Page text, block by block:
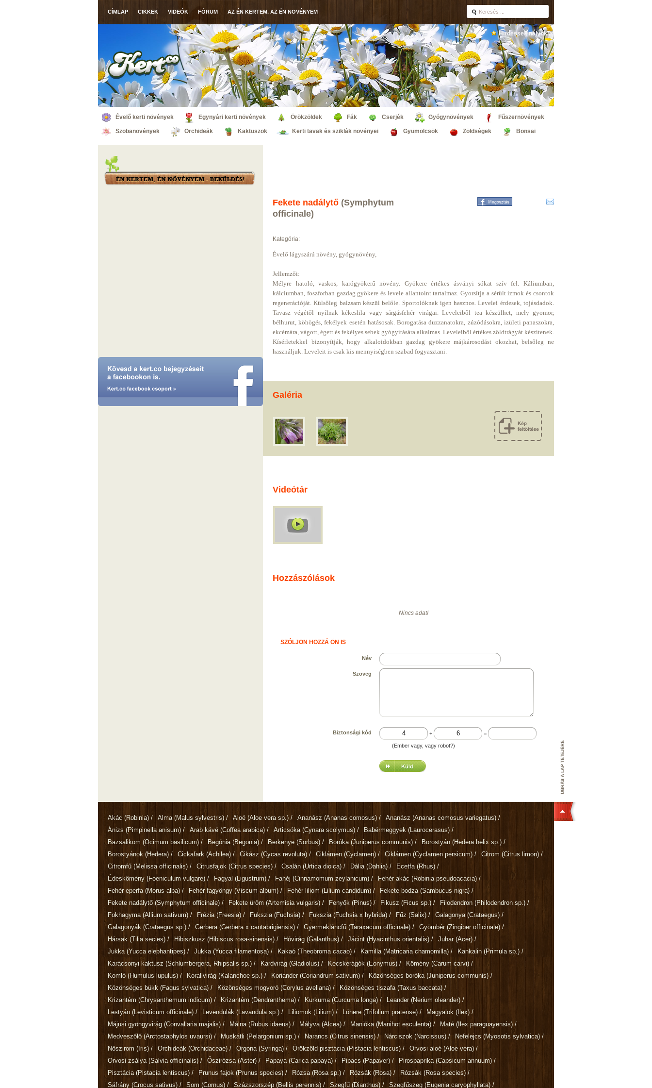
CÍMLAP CIKKEK VIDEÓK FÓRUM AZ ÉN KERTEM, AZ ÉN NÖVÉNYEM
Hirdessen nálunk!
Évelő kerti növények Egynyári kerti növények Örökzöldek Fák Cserjék Gyógynövények Fűszernövények
Szobanövények Orchideák Kaktuszok Kerti tavak és sziklák növényei Gyümölcsök Zöldségek Bonsai
Fekete nadálytő (Symphytum
officinale)
Kategória:
Évelő lágyszárú növény, gyógynövény,
Jellemzői:
Mélyre hatoló, vaskos, karógyökerű növény. Gyökere értékes ásványi sókat szív fel. Káliumban,
kálciumban, foszforban gazdag gyökere és levele allantoint tartalmaz. Gyorsítja a sérült izmok és csontok
regenerációját. Külsőleg balzsam készül belőle. Sportolóknak igen hasznos. Levelei érdesek, tojásdadok.
Tavasz végétől nyílnak kékeslila vagy sárgásfehér virágai. Leveleiből tea készülhet, mely gyomor,
bélhurut, köhögés, fekélyek esetén hatásosak. Borogatása duzzanatokra, zúzódásokra, izületi panaszokra,
ekcémára, vágott, égett és fekélyes sebek gyógyítására alkalmas. Leveleiből értékes zöldtrágyát készítenek.
Kísérletekkel bizonyítják, hogy alkaloidokban gazdag gyökere májkárosodást okozhat, belsőleg ne
használjuk. Leveleit is csak kis mennyiségben szabad fogyasztani.
Galéria
Videótár
Hozzászólások
Nincs adat!
SZÓLJON HOZZÁ ÖN IS
Név
Szöveg
Biztonsági kód + =
(Ember vagy, vagy robot?)
Akác (Robinia) / Alma (Malus sylvestris) / Aloé (Aloe vera sp.) / Ananász (Ananas comosus) / Ananász (Ananas comosus variegatus) /
Ánizs (Pimpinella anisum) / Arab kávé (Coffea arabica) / Articsóka (Cynara scolymus) / Babérmeggyek (Laurocerasus) /
Bazsalikom (Ocimum basilicum) / Begónia (Begonia) / Berkenye (Sorbus) / Boróka (Juniperus communis) / Borostyán (Hedera helix sp.) /
Borostyánok (Hedera) / Cickafark (Achilea) / Cikász (Cycas revoluta) / Ciklámen (Cyclamen) / Ciklámen (Cyclamen persicum) / Citrom (Citrus limon) /
Citromfű (Melissa officinalis) / Citrusfajok (Citrus species) / Csalán (Urtica dioica) / Dália (Dahlia) / Ecetfa (Rhus) /
Édeskömény (Foeniculum vulgare) / Fagyal (Ligustrum) / Fahéj (Cinnamomum zeylanicum) / Fehér akác (Robinia pseudoacacia) /
Fehér eperfa (Morus alba) / Fehér fagyöngy (Viscum album) / Fehér liliom (Lilium candidum) / Fekete bodza (Sambucus nigra) /
Fekete nadálytő (Symphytum officinale) / Fekete üröm (Artemisia vulgaris) / Fenyők (Pinus) / Fikusz (Ficus sp.) / Filodendron (Philodendron sp.) /
Fokhagyma (Allium sativum) / Frézia (Freesia) / Fukszia (Fuchsia) / Fukszia (Fuchsia x hybrida) / Fűz (Salix) / Galagonya (Crataegus) /
Galagonyák (Crataegus sp.) / Gerbera (Gerbera x cantabrigiensis) / Gyermekláncfű (Taraxacum officinale) / Gyömbér (Zingiber officinale) /
Hársak (Tilia secies) / Hibiszkusz (Hibiscus rosa-sinensis) / Hóvirág (Galanthus) / Jácint (Hyacinthus orientalis) / Juhar (Acer) /
Jukka (Yucca elephantipes) / Jukka (Yucca filamentosa) / Kakaó (Theobroma cacao) / Kamilla (Matricaria chamomilla) / Kankalin (Primula sp.) /
Karácsonyi kaktusz (Schlumbergera, Rhipsalis sp.) / Kardvirág (Gladiolus) / Kecskerágók (Eonymus) / Kömény (Carum carvi) /
Komló (Humulus lupulus) / Korallvirág (Kalanchoe sp.) / Koriander (Coriandrum sativum) / Közönséges boróka (Juniperus communis) /
Közönséges bükk (Fagus sylvatica) / Közönséges mogyoró (Corylus avellana) / Közönséges tiszafa (Taxus baccata) /
Krizantém (Chrysanthemum indicum) / Krizantém (Dendranthema) / Kurkuma (Curcuma longa) / Leander (Nerium oleander) /
Lestyán (Levisticum officinale) / Levendulák (Lavandula sp.) / Liliomok (Lilium) / Lóhere (Trifolium pratense) / Magyalok (Ilex) /
Májusi gyöngyvirág (Convallaria majalis) / Málna (Rubus idaeus) / Mályva (Alcea) / Manióka (Manihot esculenta) / Maté (Ilex paraguayensis) /
Medveszőlő(Arctostaphylos uvaursi) / Muskátli (Pelargonium sp.) / Narancs (Citrus sinensis) / Nárciszok (Narcissus) / Nefelejcs (Myosotis sylvatica) /
Nőszirom (Iris) / Orchideák (Orchidaceae) / Orgona (Syringa) / Örökzöld pisztácia (Pistacia lentiscus) / Orvosi aloé (Aloe vera) /
Orvosi zsálya (Salvia officinalis) / Őszirózsa (Aster) / Papaya (Carica papaya) / Pipacs (Papaver) / Pirospaprika (Capsicum annuum) /
Pisztácia (Pistacia lentiscus) / Prunus fajok (Prunus species) / Rózsa (Rosa sp.) / Rózsák (Rosa) / Rózsák (Rosa species) /
Sáfrány (Crocus sativus) / Som (Cornus) / Százszorszép (Bellis perennis) / Szegfű (Dianthus) / Szegfűszeg (Eugenia caryophyllata) /